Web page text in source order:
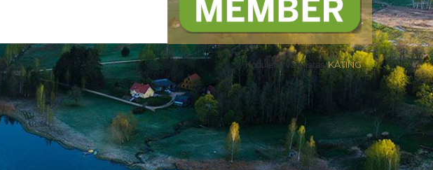
Kodulehe valmistasKATING